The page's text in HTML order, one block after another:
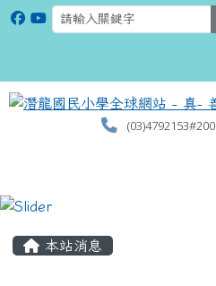
(03)4792153#200
本站消息